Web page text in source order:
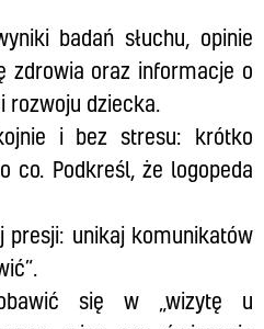
badań słuchu, opinie
zdrowia oraz informacje o
rozwoju dziecka.
i bez stresu: krótko
co. Podkreśl, że logopeda
presji: unikaj komunikatów
się w „wizytę u